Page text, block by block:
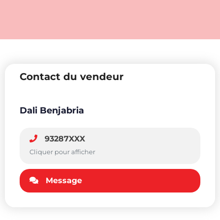
Contact du vendeur
Dali Benjabria
93287XXX
Cliquer pour afficher
Message